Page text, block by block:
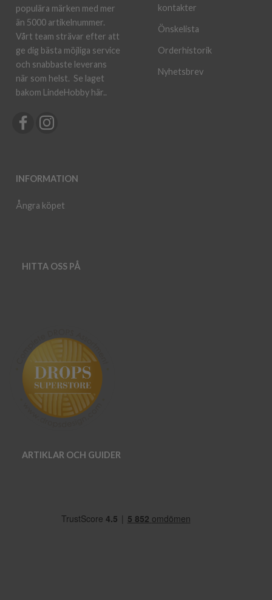
populära märken med mer
än 5000 artikelnummer.
Vårt team strävar efter att
ge dig bästa möjliga service
och snabbaste leverans
när som helst. Se laget
bakom LindeHobby här..
INFORMATION
Ångra köpet
kontakter
Önskelista
Orderhistorik
Nyhetsbrev
HITTA OSS PÅ
ARTIKLAR OCH GUIDER